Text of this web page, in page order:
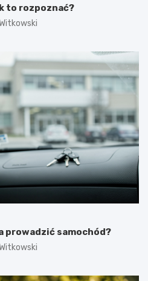
to rozpoznać?
prowadzić samochód?